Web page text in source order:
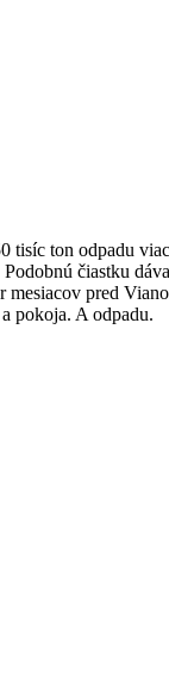
tisíc ton odpadu
čiastku
pred
pokoja. A odpadu.